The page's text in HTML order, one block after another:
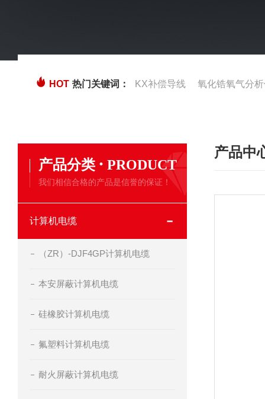
HOT 热门关键词： KX补偿导线 氧化锆氧气分
产品分类 · PRODUCT
我们相信合格的产品是信誉的保证！
计算机电缆
（ZR）-DJF4GP计算机电缆
本安屏蔽计算机电缆
硅橡胶计算机电缆
氟塑料计算机电缆
耐火屏蔽计算机电缆
产品中